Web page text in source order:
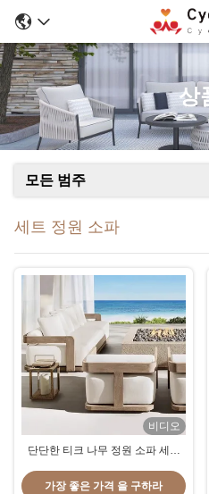
상
모든 범주
세트 정원 소파
비디오
단단한 티크 나무 정원 소파 세트
쿠션
가장 좋은 가격 을 구하라